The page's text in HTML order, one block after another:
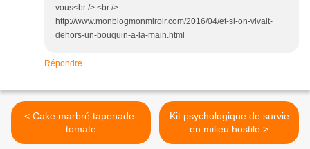
vous<br /> <br />
http://www.monblogmonmiroir.com/2016/04/et-si-on-vivait-
dehors-un-bouquin-a-la-main.html
Répondre
< Cake marbré tapenade-
tomate
Kit psychologique de survie
en milieu hostile >